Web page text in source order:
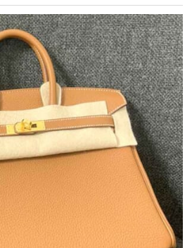
宅配買取を申し込む
無料の宅配キットをお届けします